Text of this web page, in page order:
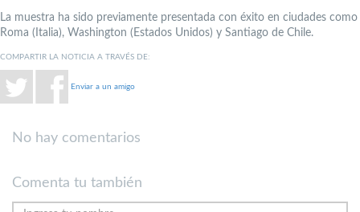
La muestra ha sido previamente presentada con éxito en ciudades como
Roma (Italia), Washington (Estados Unidos) y Santiago de Chile.
COMPARTIR LA NOTICIA A TRAVÉS DE:
Enviar a un amigo
No hay comentarios
Comenta tu también